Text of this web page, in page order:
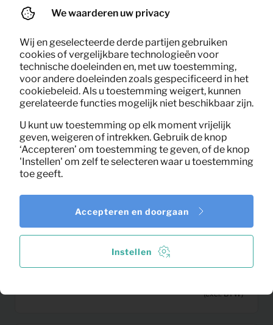
(excl. BTW)
We waarderen uw privacy
Wij en geselecteerde derde partijen gebruiken
cookies of vergelijkbare technologieën voor
technische doeleinden en, met uw toestemming,
voor andere doeleinden zoals gespecificeerd in het
cookiebeleid. Als u toestemming weigert, kunnen
gerelateerde functies mogelijk niet beschikbaar zijn.
U kunt uw toestemming op elk moment vrijelijk
geven, weigeren of intrekken. Gebruik de knop
‘Accepteren’ om toestemming te geven, of de knop
'Instellen' om zelf te selecteren waar u toestemming
toe geeft.
Instellen
Accepteren en doorgaan